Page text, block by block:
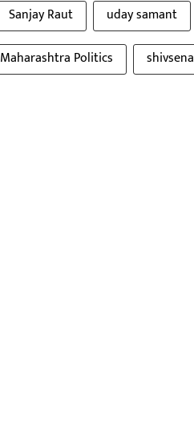
Sanjay Raut uday samant
Maharashtra Politics shivsena